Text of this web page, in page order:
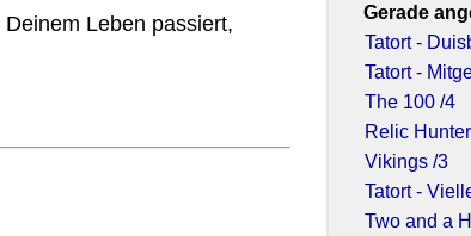
Leben passiert,
Gerade
Tatort -
Tatort -
The 100 /4
Relic
Vikings /3
Tatort -
Two and a